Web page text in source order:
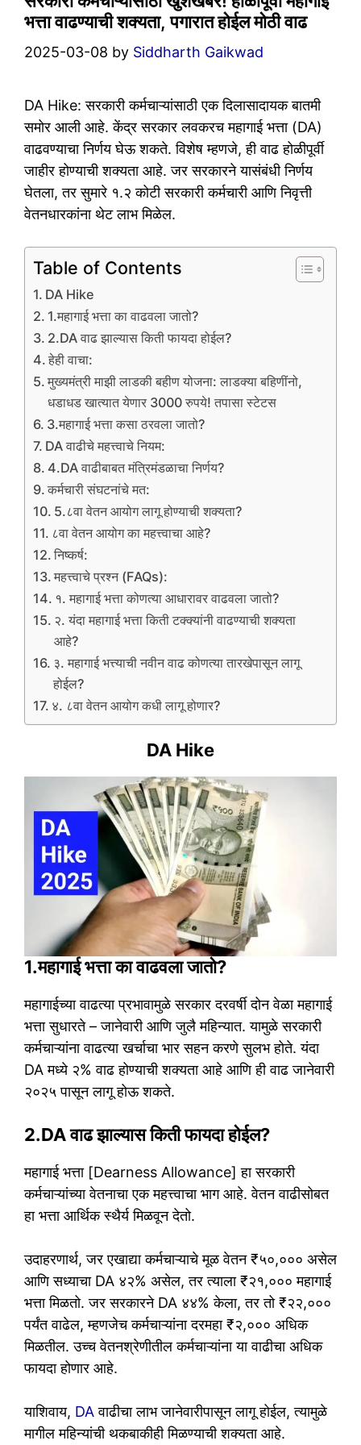
भत्ता वाढण्याची शक्यता, पगारात होईल मोठी वाढ
2025-03-08 by Siddharth Gaikwad
DA Hike: सरकारी कर्मचाऱ्यांसाठी एक दिलासादायक बातमी
समोर आली आहे. केंद्र सरकार लवकरच महागाई भत्ता (DA)
वाढवण्याचा निर्णय घेऊ शकते. विशेष म्हणजे, ही वाढ होळीपूर्वी
जाहीर होण्याची शक्यता आहे. जर सरकारने यासंबंधी निर्णय
घेतला, तर सुमारे १.२ कोटी सरकारी कर्मचारी आणि निवृत्ती
वेतनधारकांना थेट लाभ मिळेल.
Table of Contents
DA Hike
1.महागाई भत्ता का वाढवला जातो?
2.DA वाढ झाल्यास किती फायदा होईल?
हेही वाचा:
मुख्यमंत्री माझी लाडकी बहीण योजना: लाडक्या बहिणींनो,
धडाधड खात्यात येणार 3000 रुपये! तपासा स्टेटस
3.महागाई भत्ता कसा ठरवला जातो?
DA वाढीचे महत्त्वाचे नियम:
4.DA वाढीबाबत मंत्रिमंडळाचा निर्णय?
कर्मचारी संघटनांचे मत:
5.८वा वेतन आयोग लागू होण्याची शक्यता?
८वा वेतन आयोग का महत्त्वाचा आहे?
निष्कर्ष:
महत्त्वाचे प्रश्न (FAQs):
१. महागाई भत्ता कोणत्या आधारावर वाढवला जातो?
२. यंदा महागाई भत्ता किती टक्क्यांनी वाढण्याची शक्यता
आहे?
३. महागाई भत्त्याची नवीन वाढ कोणत्या तारखेपासून लागू
होईल?
४. ८वा वेतन आयोग कधी लागू होणार?
DA Hike
1.महागाई भत्ता का वाढवला जातो?
महागाईच्या वाढत्या प्रभावामुळे सरकार दरवर्षी दोन वेळा महागाई
भत्ता सुधारते – जानेवारी आणि जुलै महिन्यात. यामुळे सरकारी
कर्मचाऱ्यांना वाढत्या खर्चाचा भार सहन करणे सुलभ होते. यंदा
DA मध्ये २% वाढ होण्याची शक्यता आहे आणि ही वाढ जानेवारी
२०२५ पासून लागू होऊ शकते.
2.DA वाढ झाल्यास किती फायदा होईल?
महागाई भत्ता [Dearness Allowance] हा सरकारी
कर्मचाऱ्यांच्या वेतनाचा एक महत्त्वाचा भाग आहे. वेतन वाढीसोबत
हा भत्ता आर्थिक स्थैर्य मिळवून देतो.
उदाहरणार्थ, जर एखाद्या कर्मचाऱ्याचे मूळ वेतन ₹५०,००० असेल
आणि सध्याचा DA ४२% असेल, तर त्याला ₹२१,००० महागाई
भत्ता मिळतो. जर सरकारने DA ४४% केला, तर तो ₹२२,०००
पर्यंत वाढेल, म्हणजेच कर्मचाऱ्यांना दरमहा ₹२,००० अधिक
मिळतील. उच्च वेतनश्रेणीतील कर्मचाऱ्यांना या वाढीचा अधिक
फायदा होणार आहे.
याशिवाय, DAवाढीचा लाभ जानेवारीपासून लागू होईल, त्यामुळे
मागील महिन्यांची थकबाकीही मिळण्याची शक्यता आहे.